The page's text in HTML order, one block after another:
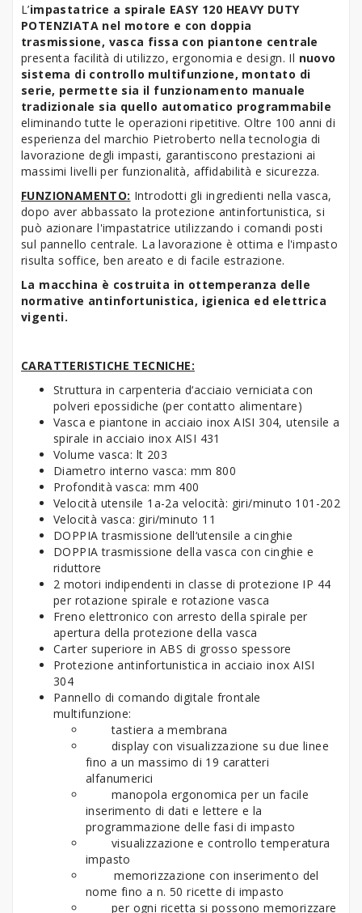
L’impastatrice a spirale EASY 120 HEAVY DUTY
POTENZIATA nel motore e con doppia
trasmissione, vasca fissa con piantone centrale
presenta facilità di utilizzo, ergonomia e design. Il nuovo
sistema di controllo multifunzione, montato di
serie, permette sia il funzionamento manuale
tradizionale sia quello automatico programmabile
eliminando tutte le operazioni ripetitive. Oltre 100 anni di
esperienza del marchio Pietroberto nella tecnologia di
lavorazione degli impasti, garantiscono prestazioni ai
massimi livelli per funzionalità, affidabilità e sicurezza.
FUNZIONAMENTO: Introdotti gli ingredienti nella vasca,
dopo aver abbassato la protezione antinfortunistica, si
può azionare l'impastatrice utilizzando i comandi posti
sul pannello centrale. La lavorazione è ottima e l'impasto
risulta soffice, ben areato e di facile estrazione.
La macchina è costruita in ottemperanza delle
normative antinfortunistica, igienica ed elettrica
vigenti.
CARATTERISTICHE TECNICHE:
Struttura in carpenteria d‘acciaio verniciata con
polveri epossidiche (per contatto alimentare)
Vasca e piantone in acciaio inox AISI 304, utensile a
spirale in acciaio inox AISI 431
Volume vasca: lt 203
Diametro interno vasca: mm 800
Profondità vasca: mm 400
Velocità utensile 1a-2a velocità: giri/minuto 101-202
Velocità vasca: giri/minuto 11
DOPPIA trasmissione dell‘utensile a cinghie
DOPPIA trasmissione della vasca con cinghie e
riduttore
2 motori indipendenti in classe di protezione IP 44
per rotazione spirale e rotazione vasca
Freno elettronico con arresto della spirale per
apertura della protezione della vasca
Carter superiore in ABS di grosso spessore
Protezione antinfortunistica in acciaio inox AISI
304
Pannello di comando digitale frontale
multifunzione:
tastiera a membrana
display con visualizzazione su due linee
fino a un massimo di 19 caratteri
alfanumerici
manopola ergonomica per un facile
inserimento di dati e lettere e la
programmazione delle fasi di impasto
visualizzazione e controllo temperatura
impasto
memorizzazione con inserimento del
nome fino a n. 50 ricette di impasto
per ogni ricetta si possono memorizzare